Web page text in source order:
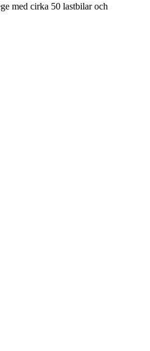
med cirka 50 lastbilar och